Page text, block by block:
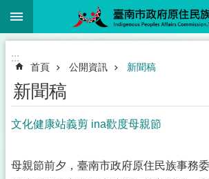
跳到主要內容區塊
搜
尋
階
搜
於
本
:::
首頁 公開資訊 新聞稿
新聞稿
文化健康站義剪 ina歡度母親節
母親節前夕，臺南市政府原住民族事務